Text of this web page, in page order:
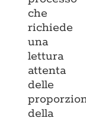
che
richiede
una
lettura
attenta
delle
della